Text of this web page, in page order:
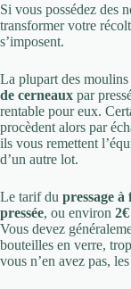
Si vous possédez des
transformer votre
s’imposent.
La plupart des
de cerneaux par
rentable pour eux.
procèdent alors par
ils vous remettent
d’un autre lot.
Le tarif du pressage à
pressée, ou environ
Vous devez
bouteilles en verre,
vous n’en avez pas,